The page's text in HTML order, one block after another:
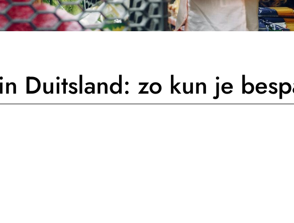
Duitsland: zo kun je